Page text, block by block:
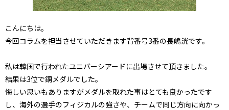
こんにちは。
今回コラムを担当させていただきます背番号3番の長嶋洸です。
私は韓国で行われたユニバーシアードに出場させて頂きました。
結果は3位で銅メダルでした。
悔しい思いもありますがメダルを取れた事はとても良かったです
し、海外の選手のフィジカルの強さや、チームで同じ方向に向かっ